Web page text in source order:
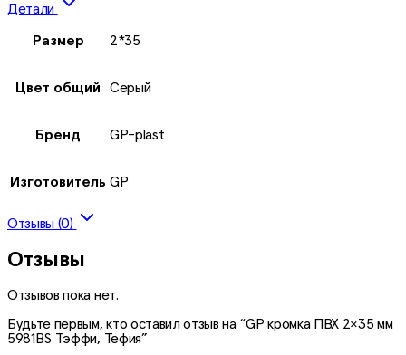
Детали
Размер 2*35
Цвет общий Серый
Бренд GP-plast
Изготовитель GP
Отзывы (0)
Отзывы
Отзывов пока нет.
Будьте первым, кто оставил отзыв на “GP кромка ПВХ 2×35 мм
5981BS Тэффи, Тефия”